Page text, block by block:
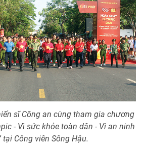
sĩ Công an cùng tham gia chương
- Vì sức khỏe toàn dân - Vì an ninh
tại Công viên Sông Hậu.